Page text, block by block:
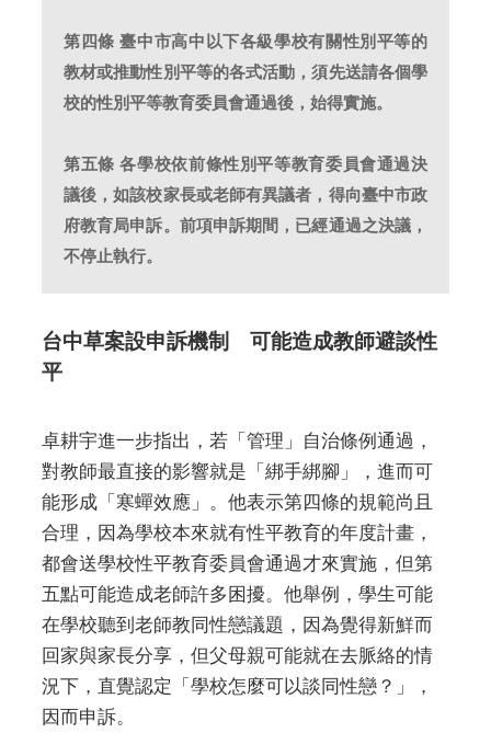
第四條 臺中市高中以下各級學校有關性別平等的
教材或推動性別平等的各式活動，須先送請各個學
校的性別平等教育委員會通過後，始得實施。
第五條 各學校依前條性別平等教育委員會通過決
議後，如該校家長或老師有異議者，得向臺中市政
府教育局申訴。前項申訴期間，已經通過之決議，
不停止執行。
台中草案設申訴機制 可能造成教師避談性
平
卓耕宇進一步指出，若「管理」自治條例通過，
對教師最直接的影響就是「綁手綁腳」，進而可
能形成「寒蟬效應」。他表示第四條的規範尚且
合理，因為學校本來就有性平教育的年度計畫，
都會送學校性平教育委員會通過才來實施，但第
五點可能造成老師許多困擾。他舉例，學生可能
在學校聽到老師教同性戀議題，因為覺得新鮮而
回家與家長分享，但父母親可能就在去脈絡的情
況下，直覺認定「學校怎麼可以談同性戀？」，
因而申訴。